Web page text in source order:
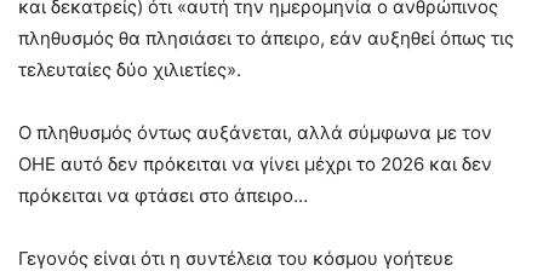
και δεκατρείς) ότι «αυτή την ημερομηνία ο ανθρώπινος
πληθυσμός θα πλησιάσει το άπειρο, εάν αυξηθεί όπως τις
τελευταίες δύο χιλιετίες».
Ο πληθυσμός όντως αυξάνεται, αλλά σύμφωνα με τον
ΟΗΕ αυτό δεν πρόκειται να γίνει μέχρι το 2026 και δεν
πρόκειται να φτάσει στο άπειρο…
Γεγονός είναι ότι η συντέλεια του κόσμου γοήτευε